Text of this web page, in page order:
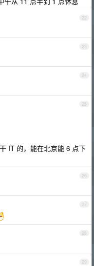
22
23
24
25
IT 的，能在北京能 6 点下
26
27
28
29